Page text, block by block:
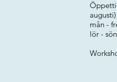
augusti)
mån -
lör -